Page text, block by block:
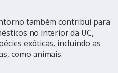
também contribui para
no interior da UC,
exóticas, incluindo as
como animais.